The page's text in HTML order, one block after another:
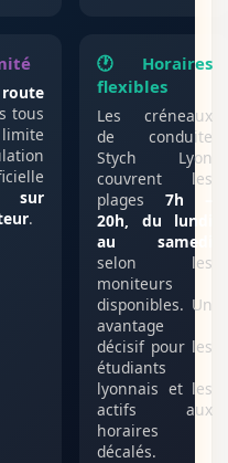
tous
sur
.
🕐 Horaires
flexibles
Les créneaux
de conduite
Stych Lyon
couvrent les
plages 7h –
20h, du lundi
au samedi
selon les
moniteurs
disponibles. Un
avantage
décisif pour les
étudiants
lyonnais et les
actifs aux
horaires
décalés.